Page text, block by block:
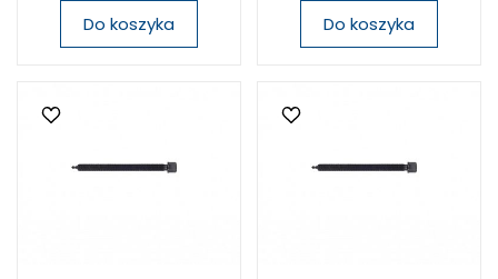
Do koszyka Do koszyka